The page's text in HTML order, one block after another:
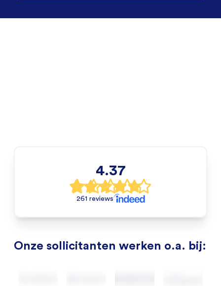
4.37
261 reviews
Onze sollicitanten werken o.a. bij: